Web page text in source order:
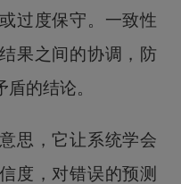
过度保守。一致性
果之间的协调，防
的结论。
思，它让系统学会
度，对错误的预测